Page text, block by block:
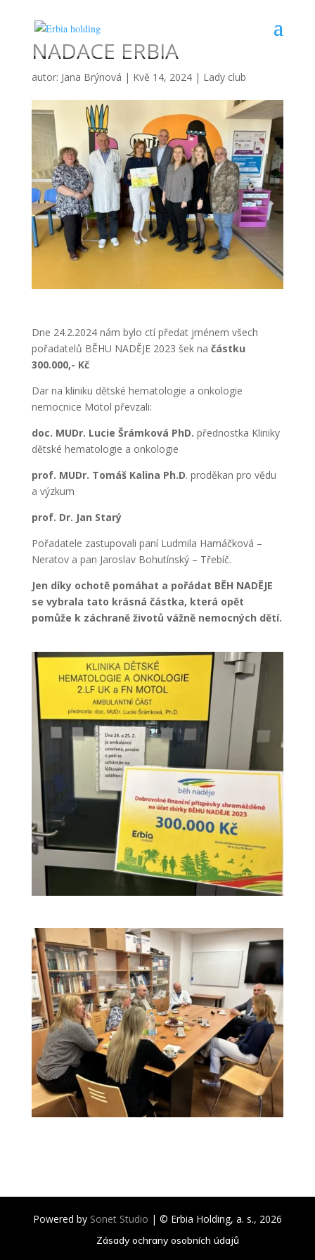
NADACE ERBIA
autor: Jana Brýnová | Kvě 14, 2024| Lady club
Dne 24.2.2024 nám bylo ctí předat jménem všech
pořadatelů BĚHU NADĚJE 2023 šek na částku
300.000,- Kč
Dar na kliniku dětské hematologie a onkologie
nemocnice Motol převzali:
doc. MUDr. Lucie Šrámková PhD. přednostka Kliniky
dětské hematologie a onkologie
prof. MUDr. Tomáš Kalina Ph.D. proděkan pro vědu
a výzkum
prof. Dr. Jan Starý
Pořadatele zastupovali paní Ludmila Hamáčková –
Neratov a pan Jaroslav Bohutínský – Třebíč.
Jen díky ochotě pomáhat a pořádat BĚH NADĚJE
se vybrala tato krásná částka, která opět
pomůže k záchraně životů vážně nemocných dětí.
Powered by Sonet Studio | © Erbia Holding, a. s., 2026
Zásady ochrany osobních údajů